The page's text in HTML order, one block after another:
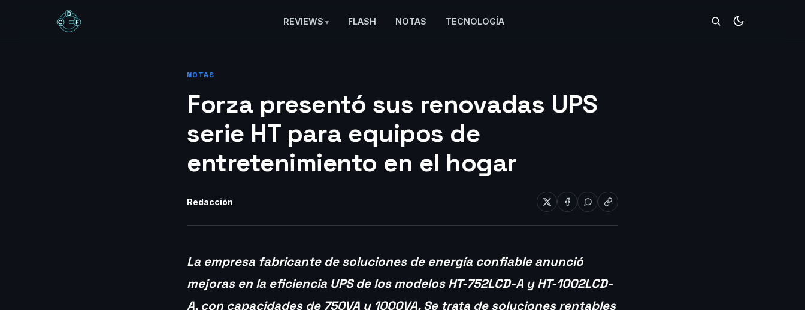
REVIEWS FLASH NOTAS TECNOLOGÍA
NOTAS
Forza presentó sus renovadas UPS
serie HT para equipos de
entretenimiento en el hogar
Redacción
La empresa fabricante de soluciones de energía confiable anunció
mejoras en la eficiencia UPS de los modelos HT-752LCD-A y HT-1002LCD-
A, con capacidades de 750VA y 1000VA. Se trata de soluciones rentables